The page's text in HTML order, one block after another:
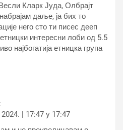
Кларк Јуда, Олбрајт
даље, ја бих то
него сто ти писес дееп
етницки интересни лоби од 5.5
најбогатија етницка група
| 17:47 у 17:47